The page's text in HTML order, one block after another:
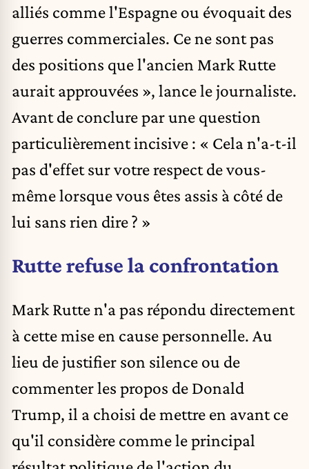
alliés comme l'Espagne ou évoquait des
guerres commerciales. Ce ne sont pas
des positions que l'ancien Mark Rutte
aurait approuvées », lance le journaliste.
Avant de conclure par une question
particulièrement incisive : « Cela n'a-t-il
pas d'effet sur votre respect de vous-
même lorsque vous êtes assis à côté de
lui sans rien dire ? »
Rutte refuse la confrontation
Mark Rutte n'a pas répondu directement
à cette mise en cause personnelle. Au
lieu de justifier son silence ou de
commenter les propos de Donald
Trump, il a choisi de mettre en avant ce
qu'il considère comme le principal